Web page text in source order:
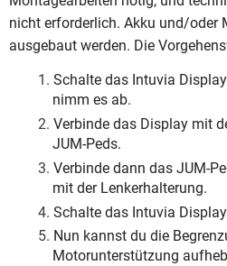
nicht erforderlich. Akku und/oder
ausgebaut werden. Die
Schalte das Intuvia
nimm es ab.
Verbinde das Display mit
JUM-Peds.
Verbinde dann das JUM-
mit der Lenkerhalterung.
Schalte das Intuvia
Nun kannst du die
Motorunterstützung